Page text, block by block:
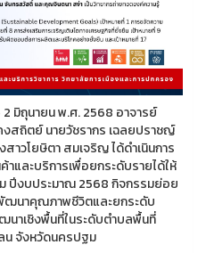
2 มิถุนายน พ.ศ. 2568 อาจารย์
สถิตย์ นายวัชรากร เฉลยปราชญ์
าวโยษิตา สมเจริญ ได้ดำเนินการ
และบริการเพื่อยกระดับรายได้ให้
ปีงบประมาณ 2568 กิจกรรมย่อย
ฒนาคุณภาพชีวิตและยกระดับ
นาเชิงพื้นที่ในระดับตำบลพื้นที่
น จังหวัดนครปฐม